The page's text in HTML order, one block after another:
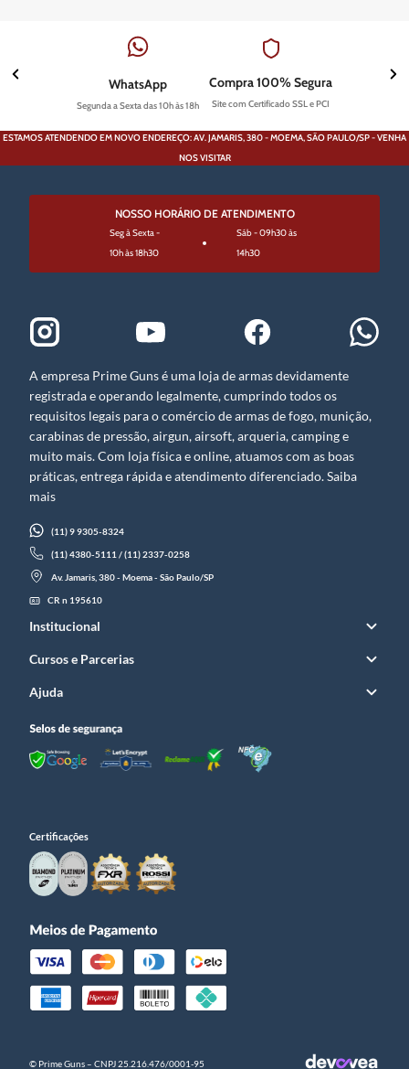
WhatsApp
Segunda a Sexta das 10h às 18h
Compra 100% Segura
Site com Certificado SSL e PCI
ESTAMOS ATENDENDO EM NOVO ENDEREÇO: AV. JAMARIS, 380 - MOEMA, SÃO PAULO/SP - VENHA
NOS VISITAR
NOSSO HORÁRIO DE ATENDIMENTO
Seg à Sexta -
10h às 18h30
Sáb - 09h30 às
14h30
A empresa Prime Guns é uma loja de armas devidamente
registrada e operando legalmente, cumprindo todos os
requisitos legais para o comércio de armas de fogo, munição,
carabinas de pressão, airgun, airsoft, arqueria, camping e
muito mais. Com loja física e online, atuamos com as boas
práticas, entrega rápida e atendimento diferenciado. Saiba
mais
(11) 9 9305-8324
(11) 4380-5111 / (11) 2337-0258
Av. Jamaris, 380 - Moema - São Paulo/SP
CR n 195610
Institucional
Cursos e Parcerias
Ajuda
Certificações
© Prime Guns – CNPJ 25.216.476/0001­-95